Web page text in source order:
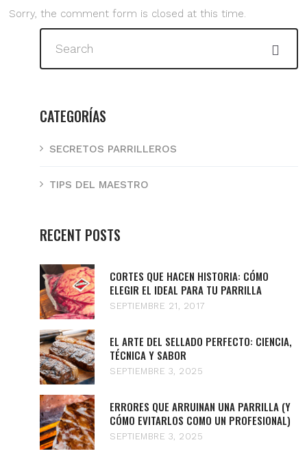
Sorry, the comment form is closed at this time.
CATEGORÍAS
SECRETOS PARRILLEROS
TIPS DEL MAESTRO
RECENT POSTS
CORTES QUE HACEN HISTORIA: CÓMO
ELEGIR EL IDEAL PARA TU PARRILLA
SEPTIEMBRE 21, 2017
EL ARTE DEL SELLADO PERFECTO: CIENCIA,
TÉCNICA Y SABOR
SEPTIEMBRE 3, 2025
ERRORES QUE ARRUINAN UNA PARRILLA (Y
CÓMO EVITARLOS COMO UN PROFESIONAL)
SEPTIEMBRE 3, 2025